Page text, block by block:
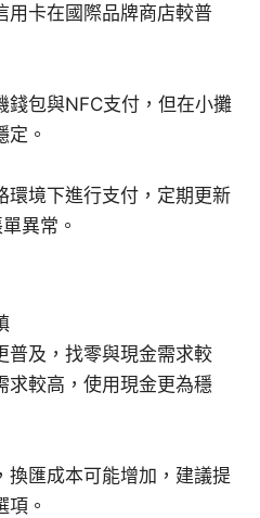
用卡在國際品牌商店較普
錢包與NFC支付，但在小攤
定。
環境下進行支付，定期更新
異常。
普及，找零與現金需求較
求較高，使用現金更為穩
換匯成本可能增加，建議提
項。